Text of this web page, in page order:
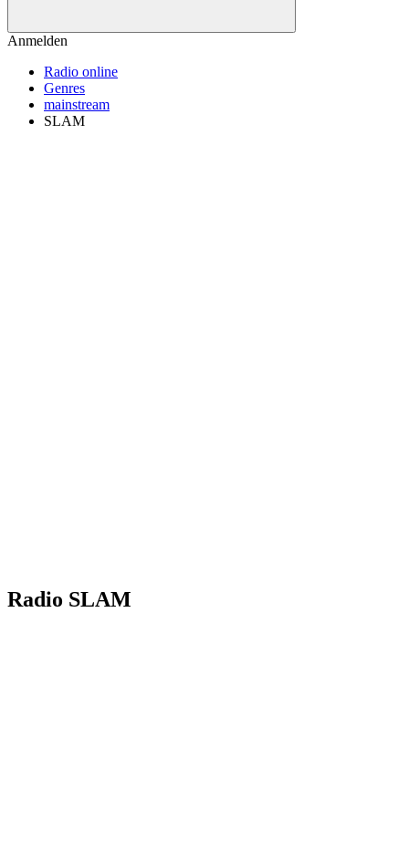
Anmelden
Radio online
Genres
mainstream
SLAM
Radio SLAM